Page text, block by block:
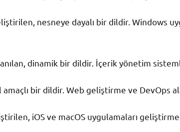
nesneye dayalı bir dildir. Windows
dinamik bir dildir. İçerik yönetim
amaçlı bir dildir. Web geliştirme ve DevOps
iOS ve macOS uygulamaları